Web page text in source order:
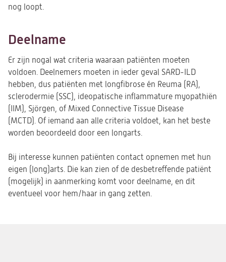
nog loopt.
Deelname
Er zijn nogal wat criteria waaraan patiënten moeten
voldoen. Deelnemers moeten in ieder geval SARD-ILD
hebben, dus patiënten met longfibrose én Reuma (RA),
sclerodermie (SSC), ideopatische inflammature myopathiën
(IIM), Sjörgen, of Mixed Connective Tissue Disease
(MCTD). Of iemand aan alle criteria voldoet, kan het beste
worden beoordeeld door een longarts.
Bij interesse kunnen patiënten contact opnemen met hun
eigen (long)arts. Die kan zien of de desbetreffende patiënt
(mogelijk) in aanmerking komt voor deelname, en dit
eventueel voor hem/haar in gang zetten.